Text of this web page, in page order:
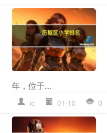
年，位于...
lc 01-10 0